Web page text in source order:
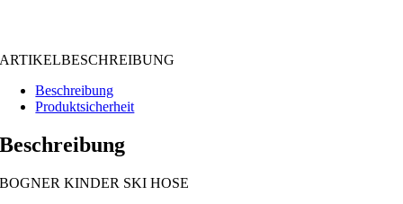
ARTIKELBESCHREIBUNG
Beschreibung
Produktsicherheit
Beschreibung
BOGNER KINDER SKI HOSE